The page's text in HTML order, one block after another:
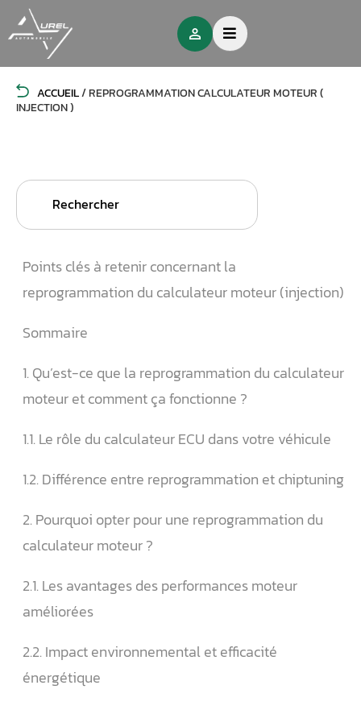
ACCUEIL/REPROGRAMMATION CALCULATEUR MOTEUR (
INJECTION )
Search
Points clés à retenir concernant la
reprogrammation du calculateur moteur (injection)
Sommaire
1. Qu’est-ce que la reprogrammation du calculateur
moteur et comment ça fonctionne ?
1.1. Le rôle du calculateur ECU dans votre véhicule
1.2. Différence entre reprogrammation et chiptuning
2. Pourquoi opter pour une reprogrammation du
calculateur moteur ?
2.1. Les avantages des performances moteur
améliorées
2.2. Impact environnemental et efficacité
énergétique